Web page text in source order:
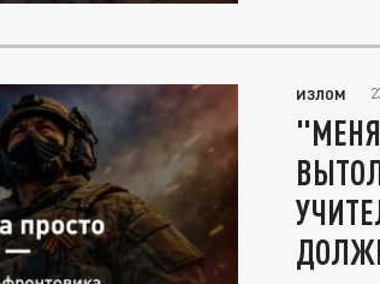
ИЗЛОМ